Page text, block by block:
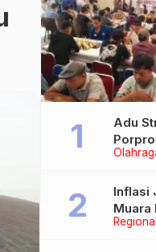
Adu
Regional
Inflasi
Muara
Tinggi